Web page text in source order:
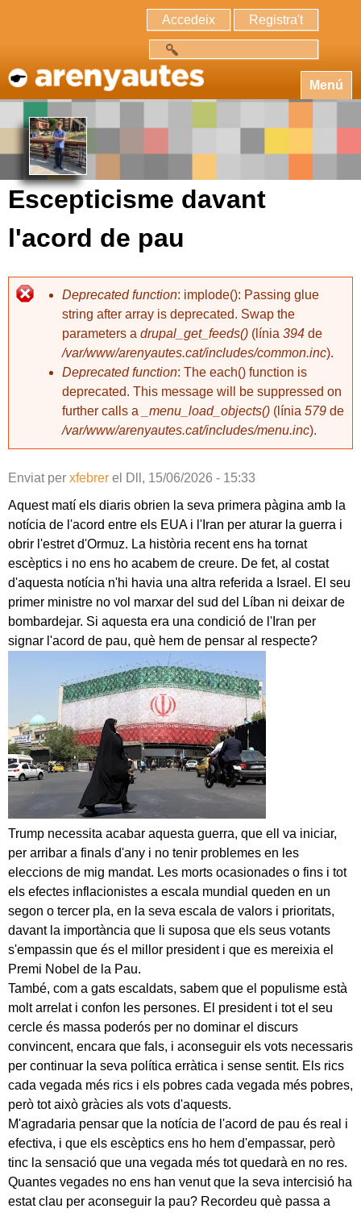
Accedeix Registra't
Menú
Escepticisme davant
l'acord de pau
Deprecated function: implode(): Passing glue
string after array is deprecated. Swap the
parameters a drupal_get_feeds() (línia 394 de
/var/www/arenyautes.cat/includes/common.inc).
Deprecated function: The each() function is
deprecated. This message will be suppressed on
further calls a
_menu_load_objects() (línia 579 de
/var/www/arenyautes.cat/includes/menu.inc).
Enviat per xfebrer el
Dll, 15/06/2026 - 15:33
Aquest matí els diaris obrien la seva primera pàgina amb la
notícia de l'acord entre els EUA i l'Iran per aturar la guerra i
obrir l'estret d'Ormuz. La història recent ens ha tornat
escèptics i no ens ho acabem de creure. De fet, al costat
d'aquesta notícia n'hi havia una altra referida a Israel. El seu
primer ministre no vol marxar del sud del Líban ni deixar de
bombardejar. Si aquesta era una condició de l'Iran per
signar l'acord de pau, què hem de pensar al respecte?
Trump necessita acabar aquesta guerra, que ell va iniciar,
per arribar a finals d'any i no tenir problemes en les
eleccions de mig mandat. Les morts ocasionades o fins i tot
els efectes inflacionistes a escala mundial queden en un
segon o tercer pla, en la seva escala de valors i prioritats,
davant la importància que li suposa que els seus votants
s'empassin que és el millor president i que es mereixia el
Premi Nobel de la Pau.
També, com a gats escaldats, sabem que el populisme està
molt arrelat i confon les persones. El president i tot el seu
cercle és massa poderós per no dominar el discurs
convincent, encara que fals, i aconseguir els vots necessaris
per continuar la seva política erràtica i sense sentit. Els rics
cada vegada més rics i els pobres cada vegada més pobres,
però tot això gràcies als vots d'aquests.
M'agradaria pensar que la notícia de l'acord de pau és real i
efectiva, i que els escèptics ens ho hem d'empassar, però
tinc la sensació que una vegada més tot quedarà en no res.
Quantes vegades no ens han venut que la seva intercisió ha
estat clau per aconseguir la pau? Recordeu què passa a